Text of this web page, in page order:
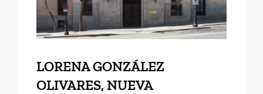
LORENA GONZÁLEZ
OLIVARES, NUEVA